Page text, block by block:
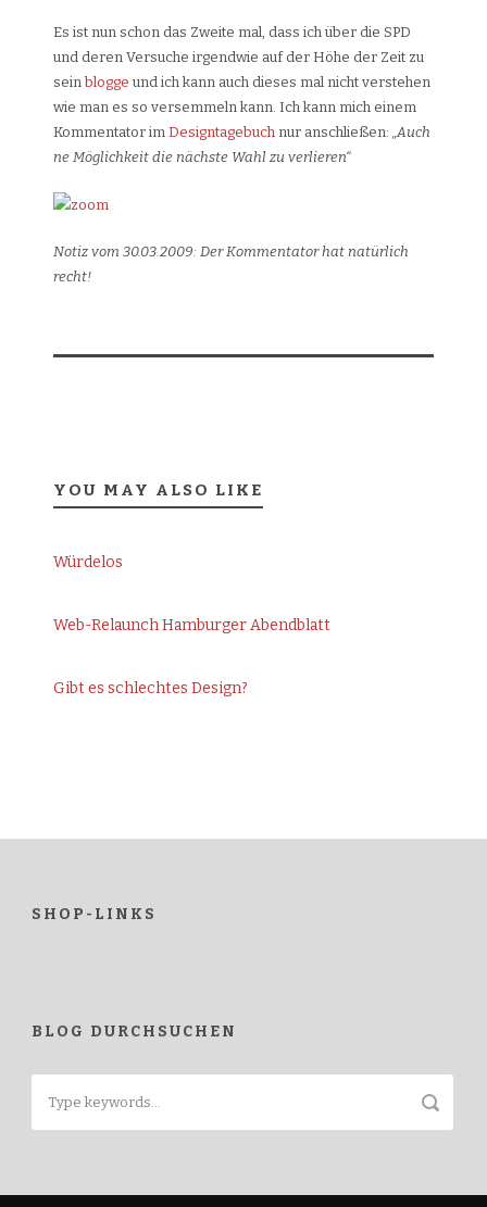
Es ist nun schon das Zweite mal, dass ich über die SPD
und deren Versuche irgendwie auf der Höhe der Zeit zu
sein blogge und ich kann auch dieses mal nicht verstehen
wie man es so versemmeln kann. Ich kann mich einem
Kommentator im Designtagebuch nur anschließen: „Auch
ne Möglichkeit die nächste Wahl zu verlieren“
Notiz vom 30.03.2009: Der Kommentator hat natürlich
recht!
YOU MAY ALSO LIKE
Würdelos
Web-Relaunch Hamburger Abendblatt
Gibt es schlechtes Design?
SHOP-LINKS
BLOG DURCHSUCHEN